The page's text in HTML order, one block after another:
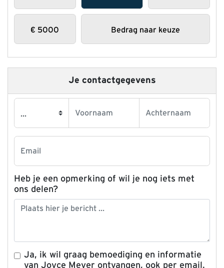
€ 5000 Bedrag naar keuze
Je contactgegevens
Heb je een opmerking of wil je nog iets met
ons delen?
Ja, ik wil graag bemoediging en informatie
van Joyce Meyer ontvangen, ook per email.